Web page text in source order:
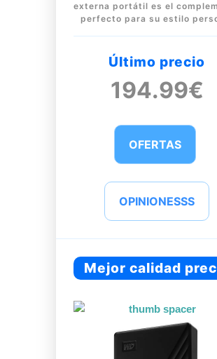
externa portátil es el
perfecto para su estilo
Último precio
194.99€
OFERTAS
OPINIONESSS
Mejor calidad